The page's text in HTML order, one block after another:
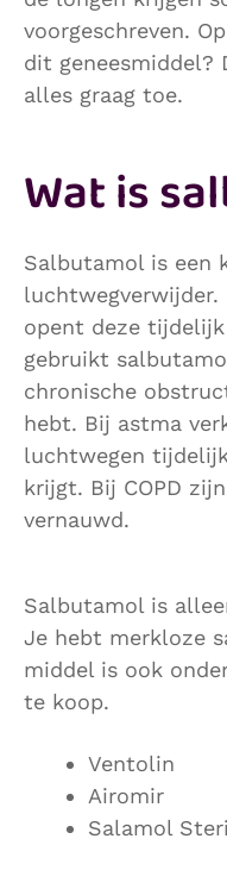
voorgeschreven.
dit geneesmiddel?
alles graag toe.
Wat is
Salbutamol is een
opent deze
gebruikt
chronische
hebt. Bij astma
luchtwegen
krijgt. Bij COPD
vernauwd.
Salbutamol is
Je hebt merkloze
middel is ook
te koop.
Ventolin
Airomir
Salamol